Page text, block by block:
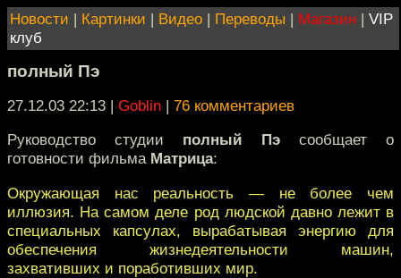
Новости | Картинки | Видео | Переводы | Магазин | VIP
клуб
полный Пэ
27.12.03 22:13 | Goblin | 76 комментариев
Руководство студии полный Пэсообщает о
готовности фильма Матрица:
Окружающая нас реальность — не более чем
иллюзия. На самом деле род людской давно лежит в
специальных капсулах, вырабатывая энергию для
обеспечения жизнедеятельности машин,
захвативших и поработивших мир.